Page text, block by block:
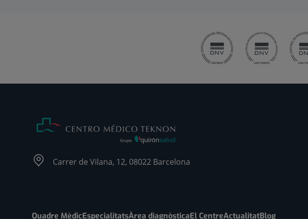
Carrer de Vilana, 12, 08022 Barcelona
Quadre MèdicEspecialitatsÀrea diagnòsticaEl CentreActualitatBlog